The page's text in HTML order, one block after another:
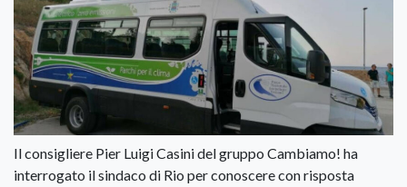
Il consigliere Pier Luigi Casini del gruppo Cambiamo! ha
interrogato il sindaco di Rio per conoscere con risposta